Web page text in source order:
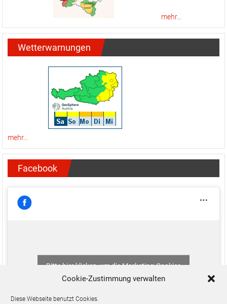
Cookie-Zustimmung verwalten
Diese Webseite benutzt Cookies.
mehr...
Wetterwarnungen
mehr...
Facebook
Bitte hier klicken, um die Marketing-Cookies
zu akzeptieren und diesen Inhalt zu aktivieren